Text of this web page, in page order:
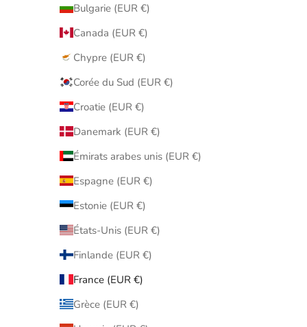
Bulgarie (EUR €)
Canada (EUR €)
Chypre (EUR €)
Corée du Sud (EUR €)
Croatie (EUR €)
Danemark (EUR €)
Émirats arabes unis (EUR €)
Espagne (EUR €)
Estonie (EUR €)
États-Unis (EUR €)
Finlande (EUR €)
France (EUR €)
Grèce (EUR €)